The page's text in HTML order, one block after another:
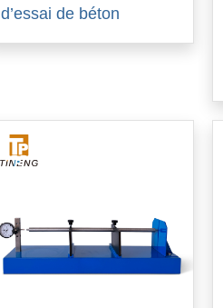
d’essai de béton